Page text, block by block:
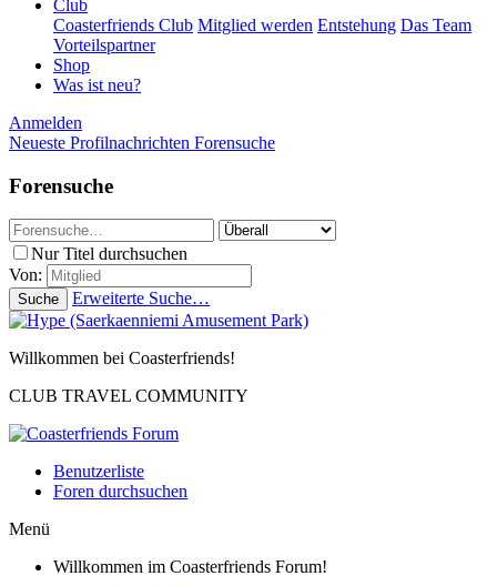
Club
Coasterfriends Club Mitglied werden Entstehung Das Team
Vorteilspartner
Shop
Was ist neu?
Anmelden
Neueste Profilnachrichten Forensuche
Forensuche
Nur Titel durchsuchen
Von:
Suche Erweiterte Suche…
Willkommen bei Coasterfriends!
CLUB TRAVEL COMMUNITY
Benutzerliste
Foren durchsuchen
Menü
Willkommen im Coasterfriends Forum!